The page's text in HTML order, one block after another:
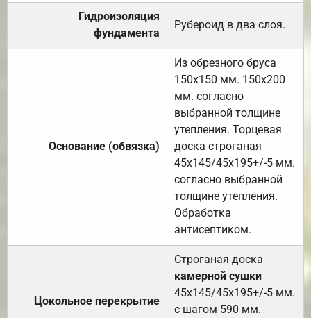
Гидроизоляция
фундамента
Рубероид в два слоя.
Основание (обвязка)
Из обрезного бруса
150х150 мм. 150х200
мм. согласно
выбранной толщине
утепления. Торцевая
доска строганая
45х145/45х195+/-5 мм.
согласно выбранной
толщине утепления.
Обработка
антисептиком.
Цокольное перекрытие
Строганая доска
камерной сушки
45х145/45х195+/-5 мм.
с шагом 590 мм.